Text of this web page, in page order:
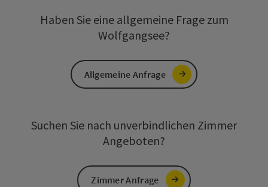
Haben Sie eine allgemeine Frage zum
Wolfgangsee?
Allgemeine Anfrage
Suchen Sie nach unverbindlichen Zimmer
Angeboten?
Zimmer Anfrage